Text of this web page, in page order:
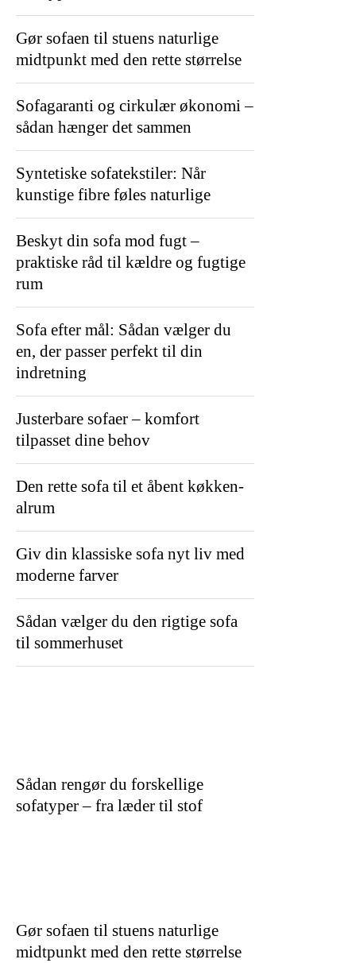
Gør sofaen til stuens naturlige
midtpunkt med den rette størrelse
Sofagaranti og cirkulær økonomi –
sådan hænger det sammen
Syntetiske sofatekstiler: Når
kunstige fibre føles naturlige
Beskyt din sofa mod fugt –
praktiske råd til kældre og fugtige
rum
Sofa efter mål: Sådan vælger du
en, der passer perfekt til din
indretning
Justerbare sofaer – komfort
tilpasset dine behov
Den rette sofa til et åbent køkken-
alrum
Giv din klassiske sofa nyt liv med
moderne farver
Sådan vælger du den rigtige sofa
til sommerhuset
Sådan rengør du forskellige
sofatyper – fra læder til stof
Gør sofaen til stuens naturlige
midtpunkt med den rette størrelse